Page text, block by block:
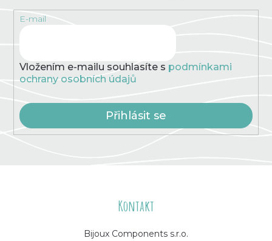
E-mail
Vložením e-mailu souhlasíte s podmínkami
ochrany osobních údajů
Přihlásit se
Kontakt
Bijoux Components s.r.o.